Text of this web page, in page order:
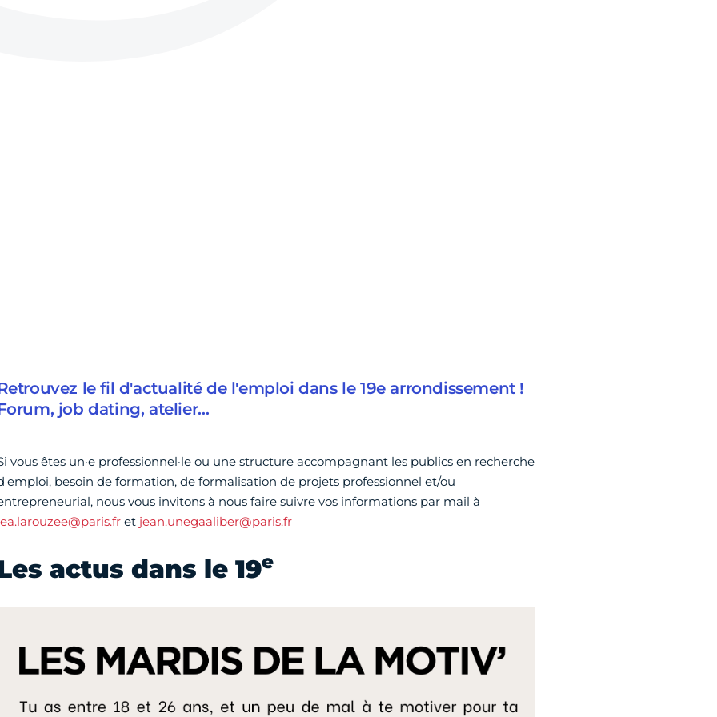
le fil d'actualité de l'emploi dans le 19e arrondissement !
job dating, atelier…
vous êtes un·e professionnel·le ou une structure accompagnant les publics en recherche
besoin de formation, de formalisation de projets professionnel et/ou
nous vous invitons à nous faire suivre vos informations par mail à
et jean.unegaaliber@paris.fr
actus dans le 19e